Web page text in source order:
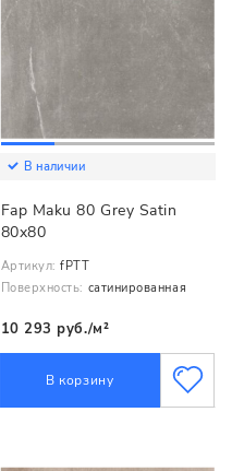
В наличии
Fap Maku 80 Grey Satin
80x80
Артикул: fPTT
Поверхность: сатинированная
10 293 руб./м²
В корзину